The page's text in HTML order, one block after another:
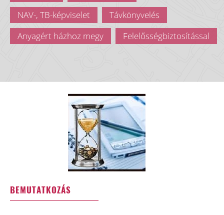
NAV-, TB-képviselet
Távkönyvelés
Anyagért házhoz megy
Felelősségbiztosítással
BEMUTATKOZÁS